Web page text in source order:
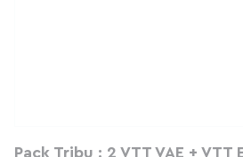
Pack Tribu : 2 VTT VAE + VTT